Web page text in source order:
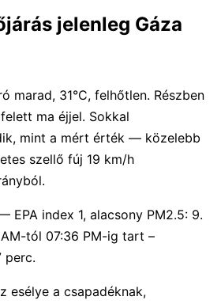
jelenleg Gáza
marad, 31°C, felhőtlen. Részben
ma éjjel. Sokkal
mint a mért érték — közelebb
szellő fúj 19 km/h
EPA index 1, alacsony PM2.5: 9.
tól 07:36 PM-ig tart –
perc.
esélye a csapadéknak,